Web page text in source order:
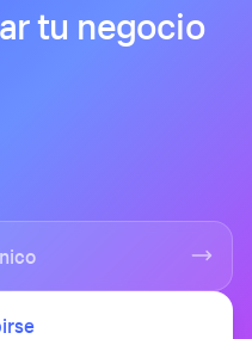
tu negocio